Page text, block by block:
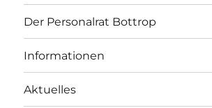
Der Personalrat Bottrop
Informationen
Aktuelles